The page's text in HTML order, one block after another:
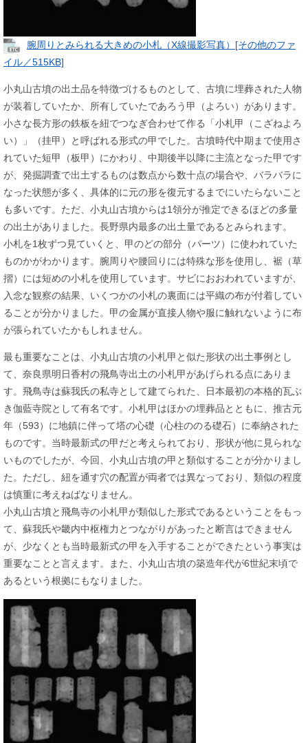
腕周りとみられる大きめの小札（X線撮影写真）[その他のファ
イル／515KB]
小丸山古墳の出土品を特徴づけるものとして、古墳に埋葬された人物
が装着していたか、所有していたであろう甲（よろい）があります。
小さな長方形の鉄板を紐でつなぎ合わせて作る「小札甲（こざねよろ
い）」（挂甲）と呼ばれる形式の甲でした。古墳時代中期まで使用さ
れていた短甲（板甲）にかわり、中期後半以降に主流となった甲です
が、発掘調査で出土するものは数点から数十点の場合や、バラバラに
なった状態が多く、具体的に元の形を復元するまでにいたらないこと
も多いです。ただ、小丸山古墳からは1領分が推定できるほどの多量
の出土がありました。長野県内最多の出土量であるとみられます。
小札を1枚ずつ見ていくと、甲のどの部分（パーツ）に使われていた
ものかがわかります。腕周りや腰回りには特殊な形を使用し、裾（草
摺）には短めの小札を使用しています。サビにおおわれていますが、
入念な観察の結果、いくつかの小札の裏面には平織の布が付着してい
ることが分かりました。甲の金属が直接人物や服に触れないように布
が張られていたかもしれません。
最も重要なことは、小丸山古墳の小札甲と似た形状の出土事例とし
て、奈良県明日香村の飛鳥寺出土の小札甲があげられる点にありま
す。飛鳥寺は蘇我氏の私寺として建てられた、日本最初の本格的瓦ぶ
き伽藍寺院として有名です。小札甲はほかの埋葬品とともに、推古元
年（593）に地鎮に伴って塔の心礎（心柱ののる礎石）に奉納された
ものです。当時最新式の甲だと考えられており、形状が他に見られな
いものでしたが、今回、小丸山古墳の甲と類似することが分かりまし
た。ただし、紐を通す穴の配置が両者では異なっており、類似の程度
は慎重に考えねばなりません。
小丸山古墳と飛鳥寺の小札甲が類似した形式であるということをもっ
て、蘇我氏や畿内中枢権力とつながりがあったと断言はできません
が、少なくとも当時最新式の甲を入手することができたという事実は
重要なことと言えます。また、小丸山古墳の築造年代が6世紀末頃で
あるという根拠にもなりました。